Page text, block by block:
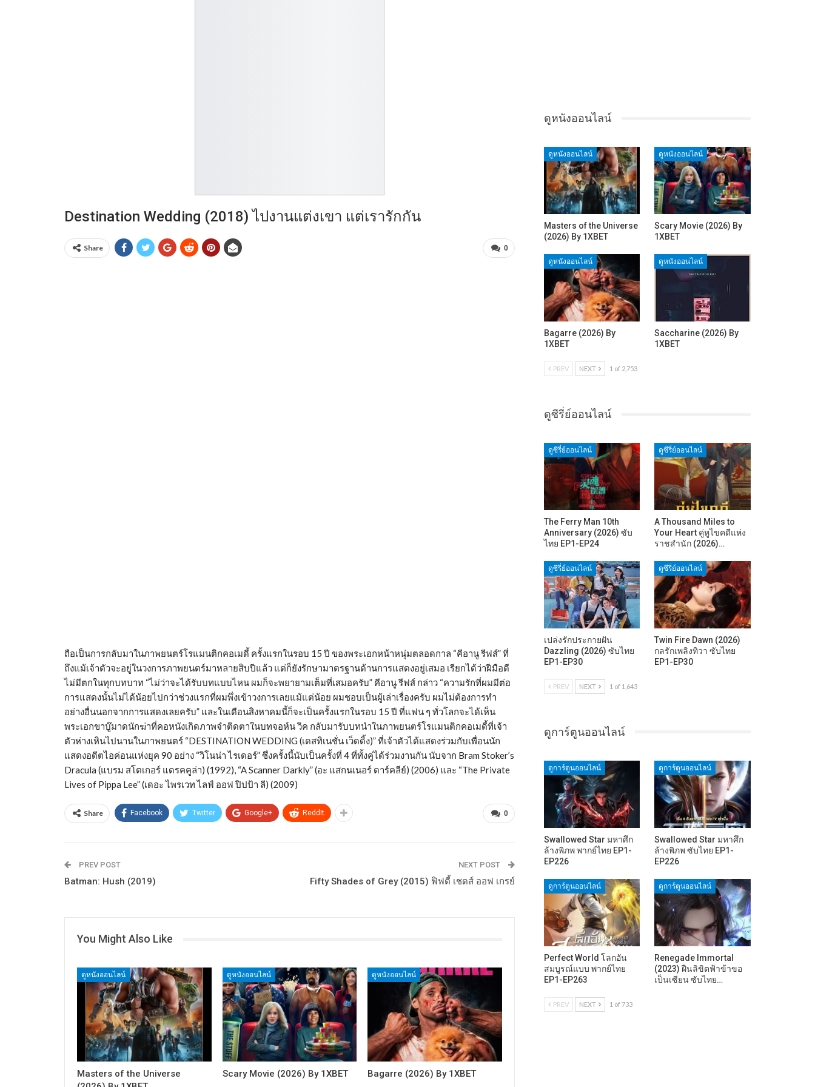
Destination Wedding (2018) ไปงานแต่งเขา แต่เรารักกัน
0
Share
ถือเป็นการกลับมาในภาพยนตร์โรแมนติกคอเมดี้ ครั้งแรกในรอบ 15 ปี ของพระเอกหน้าหนุ่มตลอดกาล “คีอานู รีฟส์” ที่
ถึงแม้เจ้าตัวจะอยู่ในวงการภาพยนตร์มาหลายสิบปีแล้ว แต่ก็ยังรักษามาตรฐานด้านการแสดงอยู่เสมอ เรียกได้ว่าฝีมือดี
ไม่มีตกในทุกบทบาท “ไม่ว่าจะได้รับบทแบบไหน ผมก็จะพยายามเต็มที่เสมอครับ” คีอานู รีฟส์ กล่าว “ความรักที่ผมมีต่อ
การแสดงนั้นไม่ได้น้อยไปกว่าช่วงแรกที่ผมพึ่งเข้าวงการเลยแม้แต่น้อย ผมชอบเป็นผู้เล่าเรื่องครับ ผมไม่ต้องการทำ
อย่างอื่นนอกจากการแสดงเลยครับ” และในเดือนสิงหาคมนี้ก็จะเป็นครั้งแรกในรอบ 15 ปี ที่แฟน ๆ ทั่วโลกจะได้เห็น
พระเอกขาบู๊มาดนักฆ่าที่คอหนังเกิดภาพจำติดตาในบทจอห์น วิค กลับมารับบทนำในภาพยนตร์โรแมนติกคอเมดี้ที่เจ้า
ตัวห่างเหินไปนานในภาพยนตร์ “DESTINATION WEDDING (เดสทิเนชั่น เว็ดดิ้ง)” ที่เจ้าตัวได้แสดงร่วมกับเพื่อนนัก
แสดงอดีตไอค่อนแห่งยุค 90 อย่าง “วิโนน่า ไรเดอร์” ซึ่งครั้งนี้นับเป็นครั้งที่ 4 ที่ทั้งคู่ได้ร่วมงานกัน นับจาก Bram Stoker’s
Dracula (แบรม สโตเกอร์ แดรคคูล่า) (1992), “A Scanner Darkly” (อะ แสกนเนอร์ ดาร์คลีย์) (2006) และ “The Private
Lives of Pippa Lee” (เดอะ ไพรเวท ไลฟ์ ออฟ ปิปป้า ลี) (2009)
0
Share Facebook Twitter Google+ ReddIt
PREV POST
Batman: Hush (2019)
NEXT POST
Fifty Shades of Grey (2015) ฟิฟตี้ เชดส์ ออฟ เกรย์
You Might Also Like
ดูหนังออนไลน์
Masters of the Universe
ดูหนังออนไลน์
Scary Movie (2026) By 1XBET
ดูหนังออนไลน์
Bagarre (2026) By 1XBET
ดูหนังออนไลน์
ดูหนังออนไลน์
Masters of the Universe
(2026) By 1XBET
ดูหนังออนไลน์
Scary Movie (2026) By
1XBET
ดูหนังออนไลน์
Bagarre (2026) By
1XBET
ดูหนังออนไลน์
Saccharine (2026) By
1XBET
PREV NEXT 1 of 2,753
ดูซีรี่ย์ออนไลน์
ดูซีรี่ย์ออนไลน์
The Ferry Man 10th
Anniversary (2026) ซับ
ไทย EP1-EP24
ดูซีรี่ย์ออนไลน์
A Thousand Miles to
Your Heart คู่หูไขคดีแห่ง
ราชสำนัก (2026)…
ดูซีรี่ย์ออนไลน์
เปล่งรักประกายฝัน
Dazzling (2026) ซับไทย
EP1-EP30
ดูซีรี่ย์ออนไลน์
Twin Fire Dawn (2026)
กลรักเพลิงทิวา ซับไทย
EP1-EP30
PREV NEXT 1 of 1,643
ดูการ์ตูนออนไลน์
ดูการ์ตูนออนไลน์
Swallowed Star มหาศึก
ล้างพิภพ พากย์ไทย EP1-
EP226
ดูการ์ตูนออนไลน์
Swallowed Star มหาศึก
ล้างพิภพ ซับไทย EP1-
EP226
ดูการ์ตูนออนไลน์
Perfect World โลกอัน
สมบูรณ์แบบ พากย์ไทย
EP1-EP263
ดูการ์ตูนออนไลน์
Renegade Immortal
(2023) ฝืนลิขิตฟ้าข้าขอ
เป็นเซียน ซับไทย…
PREV NEXT 1 of 733